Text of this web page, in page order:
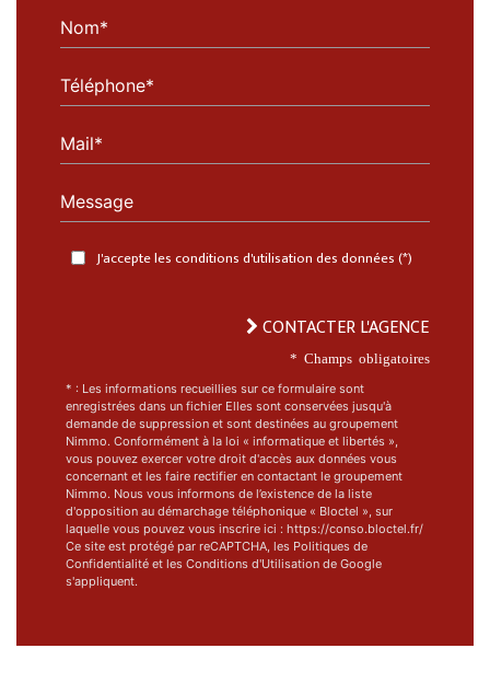
Nom*
Téléphone*
Mail*
Message
J'accepte les conditions d'utilisation des données (*)
CONTACTER L'AGENCE
* Champs obligatoires
* : Les informations recueillies sur ce formulaire sont
enregistrées dans un fichier Elles sont conservées jusqu'à
demande de suppression et sont destinées au groupement
Nimmo. Conformément à la loi « informatique et libertés »,
vous pouvez exercer votre droit d'accès aux données vous
concernant et les faire rectifier en contactant le groupement
Nimmo. Nous vous informons de l’existence de la liste
d'opposition au démarchage téléphonique « Bloctel », sur
laquelle vous pouvez vous inscrire ici : https://conso.bloctel.fr/
Ce site est protégé par reCAPTCHA, les Politiques de
Confidentialité et les Conditions d'Utilisation de Google
s'appliquent.